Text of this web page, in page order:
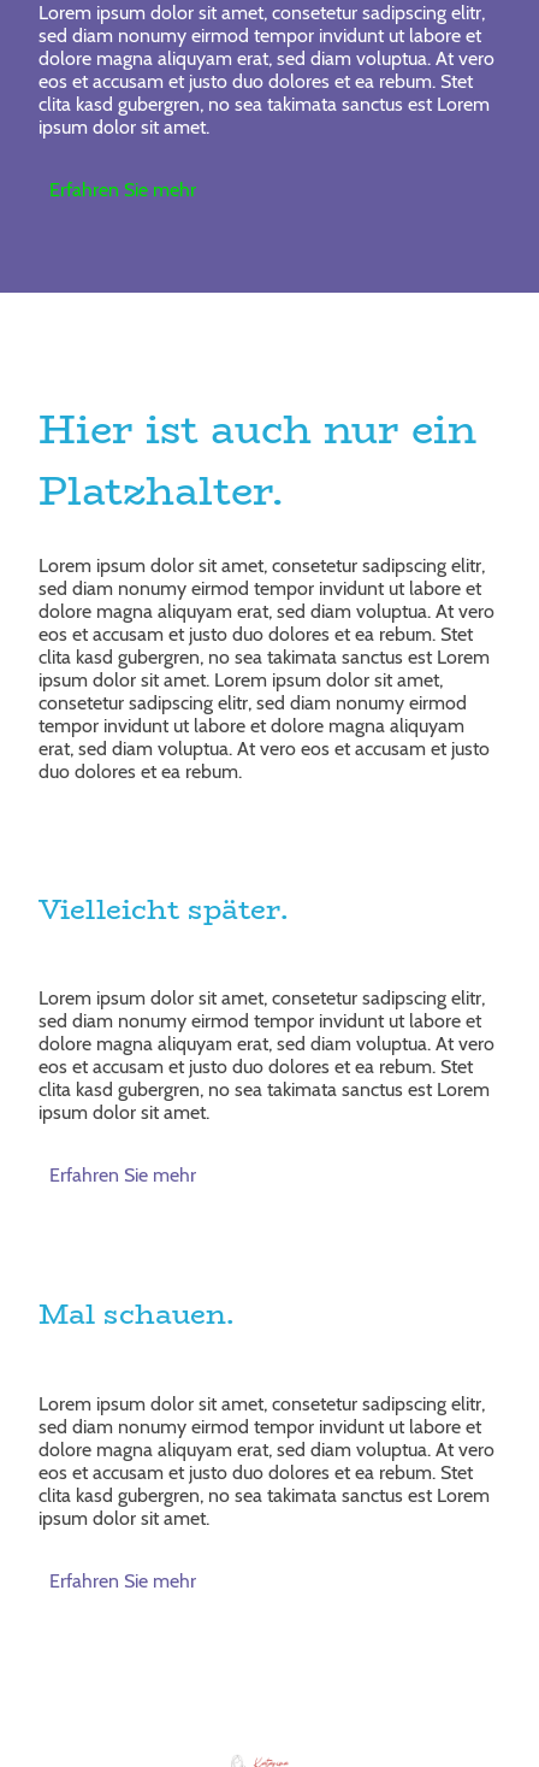
Lorem ipsum dolor sit amet, consetetur sadipscing elitr,
sed diam nonumy eirmod tempor invidunt ut labore et
dolore magna aliquyam erat, sed diam voluptua. At vero
eos et accusam et justo duo dolores et ea rebum. Stet
clita kasd gubergren, no sea takimata sanctus est Lorem
ipsum dolor sit amet.
Erfahren Sie mehr
Hier ist auch nur ein
Platzhalter.
Lorem ipsum dolor sit amet, consetetur sadipscing elitr,
sed diam nonumy eirmod tempor invidunt ut labore et
dolore magna aliquyam erat, sed diam voluptua. At vero
eos et accusam et justo duo dolores et ea rebum. Stet
clita kasd gubergren, no sea takimata sanctus est Lorem
ipsum dolor sit amet. Lorem ipsum dolor sit amet,
consetetur sadipscing elitr, sed diam nonumy eirmod
tempor invidunt ut labore et dolore magna aliquyam
erat, sed diam voluptua. At vero eos et accusam et justo
duo dolores et ea rebum.
Vielleicht später.
Lorem ipsum dolor sit amet, consetetur sadipscing elitr,
sed diam nonumy eirmod tempor invidunt ut labore et
dolore magna aliquyam erat, sed diam voluptua. At vero
eos et accusam et justo duo dolores et ea rebum. Stet
clita kasd gubergren, no sea takimata sanctus est Lorem
ipsum dolor sit amet.
Erfahren Sie mehr
Mal schauen.
Lorem ipsum dolor sit amet, consetetur sadipscing elitr,
sed diam nonumy eirmod tempor invidunt ut labore et
dolore magna aliquyam erat, sed diam voluptua. At vero
eos et accusam et justo duo dolores et ea rebum. Stet
clita kasd gubergren, no sea takimata sanctus est Lorem
ipsum dolor sit amet.
Erfahren Sie mehr